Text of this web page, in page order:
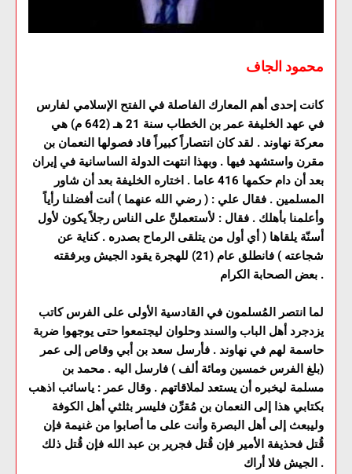
محمود الجاف
في عهد الخليفة عمر بن الخطاب سنة 21 هـ (642 م) هي
معركة نهاوند . لقد كان انتصاراً كبيراً قاد فصولها النعمان بن
مقرن واستشهد فيها . وبهذا انتهت الدولة الساسانية في إيران
بعد أن دام حكمها 416 عاما . اختاره الخليفة بعد أن شاور
المسلمين . فقال علي : ( رضي الله عنهما ) أنت أفضلنا رأياً
وأعلمنا بأهلك . فقال : لأستعملنَّ على الناس رجلاً يكون لأول
أسنّة يلقاها ( أي أول من يتلقى الرماح بصدره . كناية عن
شجاعته ) فانطلق عام (21) للهجرة يقود الجيش وبرفقته
بعض الصحابة الكرام .
لما انتصر المُسلمون في القادسية الأولى على الفرس كاتب
يزدجرد أهل الباب والسند وحلوان ليجتمعوا حتى يوجهوا ضربة
حاسمة لهم في نهاوند . فأرسل سعد بن أبي وقاص إلى عمر
(بلغ الفرس خمسين ومائة ألف ) فارسل اليه . محمد بن
مسلمة ليخبره أن يستعد لملاقاتهم . وقال عمر : ياسائب اذهب
بكتابي هذا إلى النعمان بن مُقرِّن فليسر بثلثي أهل الكوفة
وليبعث إلى أهل البصرة وأنت على ما أصابوا من غنيمة فإن
قُتل فحذيفة الأمير فإن قُتل فجرير بن عبد الله فإن قُتل ذلك
الجيش فلا أراك .